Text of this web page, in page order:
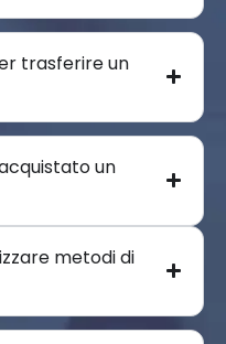
trasferire un
un
metodi di